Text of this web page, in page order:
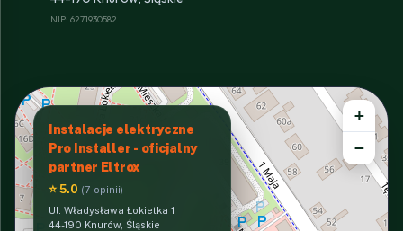
NIP: 6271930582
Instalacje elektryczne
Pro Installer - oficjalny
partner Eltrox
⭐ 5.0 (7 opinii)
Ul. Władysława Łokietka 1
44-190 Knurów, Śląskie
+
−